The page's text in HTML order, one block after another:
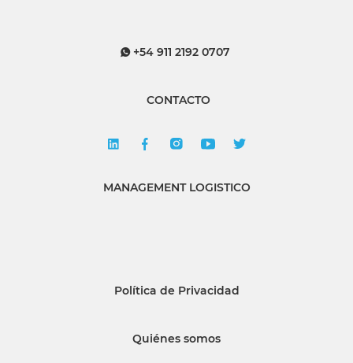
+54 911 2192 0707
CONTACTO
MANAGEMENT LOGISTICO
Política de Privacidad
Quiénes somos